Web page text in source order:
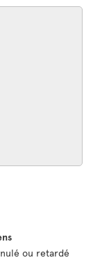
ou retardé